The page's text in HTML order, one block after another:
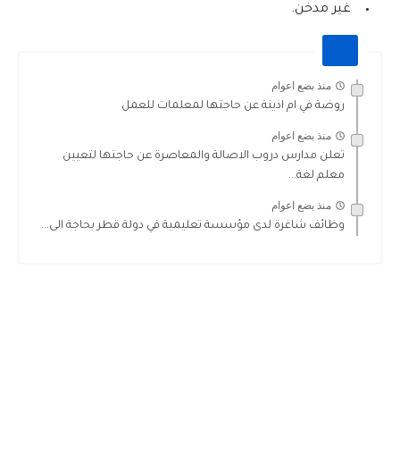
غير مدخن.
منذ بضع اعوام
روضة في ام اذينة عن حاجتها لمعلمات للعمل
منذ بضع اعوام
تعلن مدارس دروب الاصالة والمعاصرة عن حاجتها لتعيين
معلم لغة...
منذ بضع اعوام
وظائف شاغرة لدى مؤسسة تعليمية في دولة قطر بحاجة الى...